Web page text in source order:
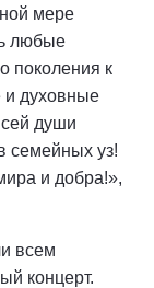
мере
любые
поколения к
духовные
души
семейных уз!
и добра!»,
всем
концерт.